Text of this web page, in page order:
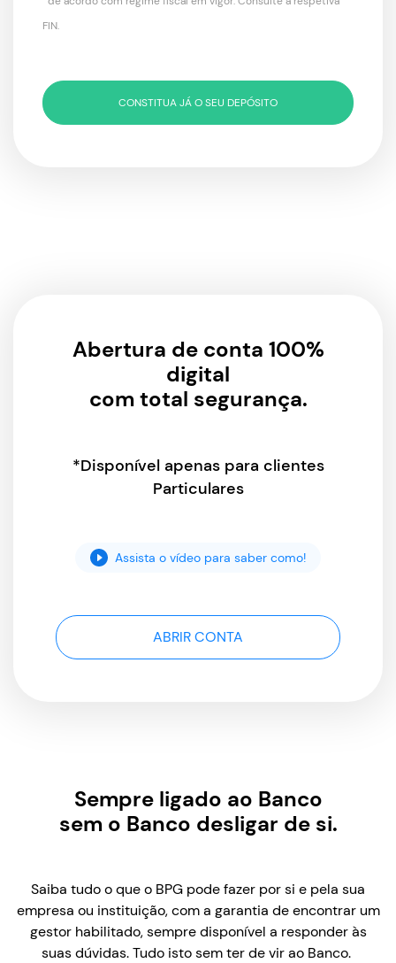
FIN.
CONSTITUA JÁ O SEU DEPÓSITO
Abertura de conta 100%
digital
com total segurança.
*Disponível apenas para clientes
Particulares
Assista o vídeo para saber como!
ABRIR CONTA
Sempre ligado ao Banco
sem o Banco desligar de si.
Saiba tudo o que o BPG pode fazer por si e pela sua
empresa ou instituição, com a garantia de encontrar um
gestor habilitado, sempre disponível a responder às
suas dúvidas. Tudo isto sem ter de vir ao Banco.